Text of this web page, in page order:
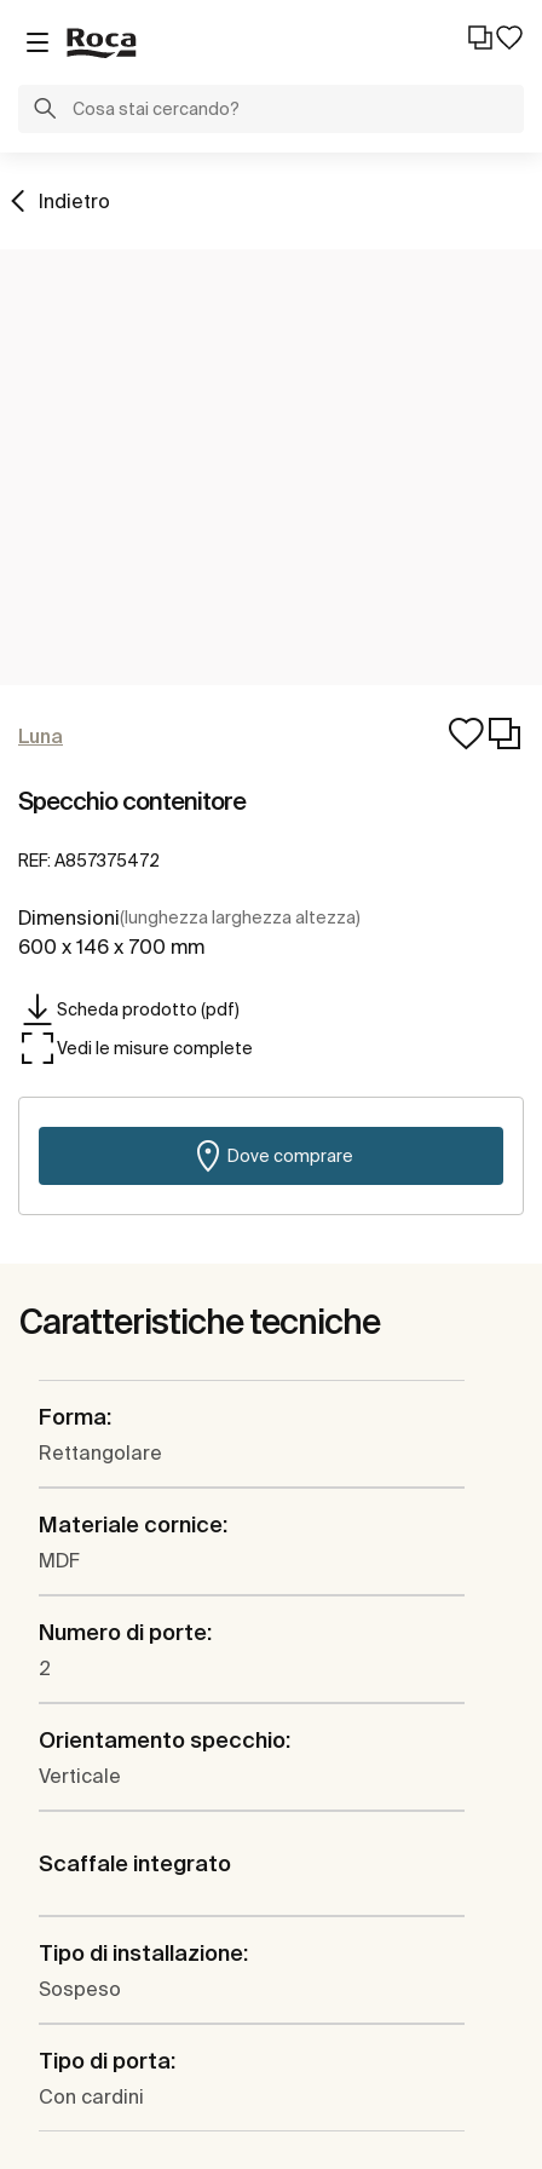
Indietro
Luna
Specchio contenitore
REF: A857375472
Dimensioni(lunghezza larghezza altezza)
600 x 146 x 700 mm
Scheda prodotto (pdf)
Vedi le misure complete
Dove comprare
Caratteristiche tecniche
Forma:
Rettangolare
Materiale cornice:
MDF
Numero di porte:
2
Orientamento specchio:
Verticale
Scaffale integrato
Tipo di installazione:
Sospeso
Tipo di porta:
Con cardini